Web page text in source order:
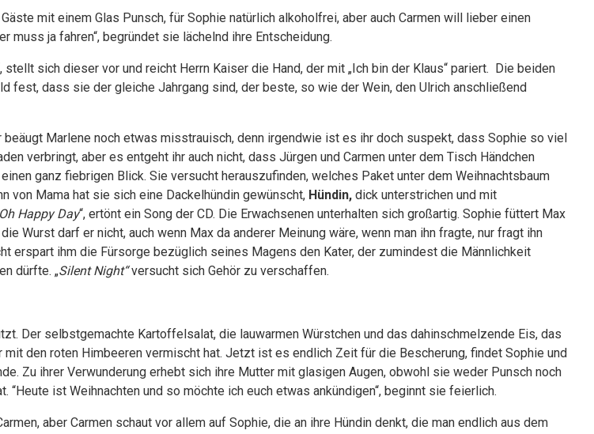
mit einem Glas Punsch, für Sophie natürlich alkoholfrei, aber auch Carmen will lieber einen
muss ja fahren“, begründet sie lächelnd ihre Entscheidung.
stellt sich dieser vor und reicht Herrn Kaiser die Hand, der mit „Ich bin der Klaus“ pariert. Die beiden
fest, dass sie der gleiche Jahrgang sind, der beste, so wie der Wein, den Ulrich anschließend
beäugt Marlene noch etwas misstrauisch, denn irgendwie ist es ihr doch suspekt, dass Sophie so viel
verbringt, aber es entgeht ihr auch nicht, dass Jürgen und Carmen unter dem Tisch Händchen
ganz fiebrigen Blick. Sie versucht herauszufinden, welches Paket unter dem Weihnachtsbaum
von Mama hat sie sich eine Dackelhündin gewünscht, Hündin, dick unterstrichen und mit
Happy Day“, ertönt ein Song der CD. Die Erwachsenen unterhalten sich großartig. Sophie füttert Max
Wurst darf er nicht, auch wenn Max da anderer Meinung wäre, wenn man ihn fragte, nur fragt ihn
erspart ihm die Fürsorge bezüglich seines Magens den Kater, der zumindest die Männlichkeit
dürfte. „Silent Night“versucht sich Gehör zu verschaffen.
Der selbstgemachte Kartoffelsalat, die lauwarmen Würstchen und das dahinschmelzende Eis, das
mit den roten Himbeeren vermischt hat. Jetzt ist es endlich Zeit für die Bescherung, findet Sophie und
Zu ihrer Verwunderung erhebt sich ihre Mutter mit glasigen Augen, obwohl sie weder Punsch noch
“Heute ist Weihnachten und so möchte ich euch etwas ankündigen“, beginnt sie feierlich.
aber Carmen schaut vor allem auf Sophie, die an ihre Hündin denkt, die man endlich aus dem